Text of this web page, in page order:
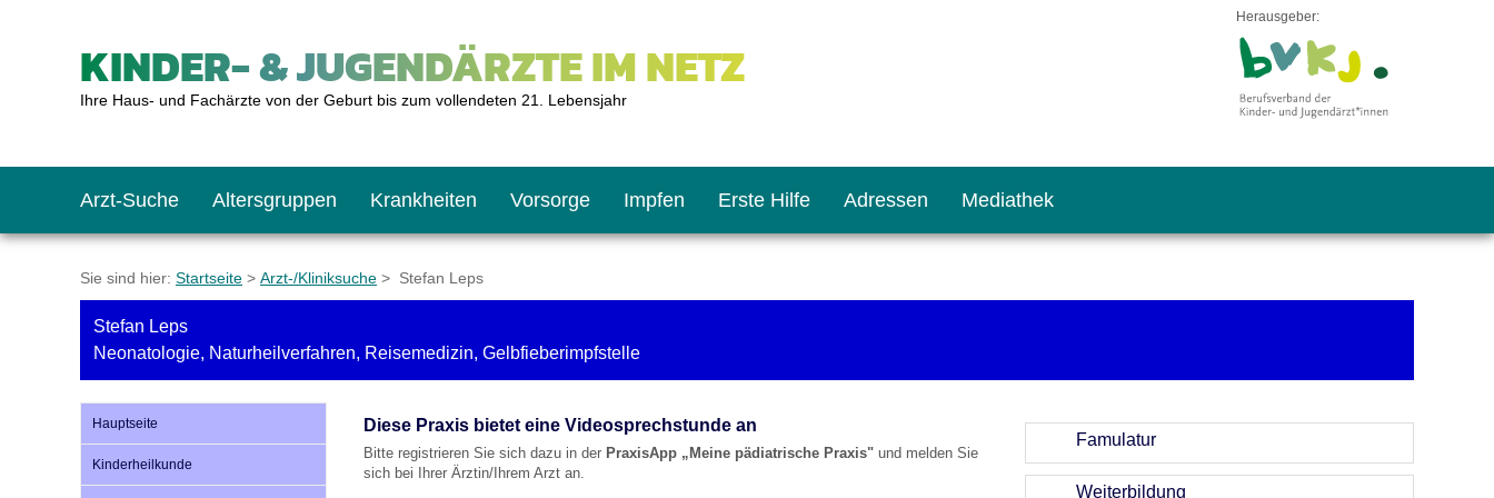
KINDER- & JUGENDÄRZTE IM NETZ
Ihre Haus- und Fachärzte von der Geburt bis zum vollendeten 21. Lebensjahr
Herausgeber:
Arzt-Suche Altersgruppen
Das erste Jahr
Kleinkinder
Schulkinder
Krankheiten Vorsorge
Baby: U1 bis U6
Kleinkind: U7 bis U9
Schulkind: U10 bis U11
Impfen
Impfkalender
Impfen: Wann und wie oft?
Was muss man beachten?
Erste Hilfe
Notrufnummern
Giftnotruf
Hausapotheke
Adressen
Notdienste
Sozialpädiatrie
Gesundheitsämter
Mediathek
BMI-Rechner
Körpergrößen-Rechner
Blutdruckrechner
Sie sind hier: Startseite > Arzt-/Kliniksuche > Stefan Leps
Stefan Leps
Neonatologie, Naturheilverfahren, Reisemedizin, Gelbfieberimpfstelle
Hauptseite
Kinderheilkunde
Diese Praxis bietet eine Videosprechstunde an
Bitte registrieren Sie sich dazu in der PraxisApp „Meine pädiatrische Praxis" und melden Sie
sich bei Ihrer Ärztin/Ihrem Arzt an.
Famulatur
Weiterbildung